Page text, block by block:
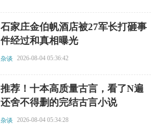
​石家庄金伯帆酒店被27军长打砸事
件经过和真相曝光
杂谈 2026-08-04 05:36:42
​推荐！十本高质量古言，看了N遍
还舍不得删的完结古言小说
杂谈 2026-08-04 05:34:28